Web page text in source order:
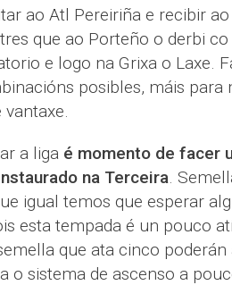
ao Atl Pereiriña e recibir
que ao Porteño o derbi
e logo na Grixa o Laxe.
posibles, máis para
a liga é momento de facer
na Terceira.
igual temos que esperar
esta tempada é un pouco
que ata cinco poderán
o sistema de ascenso a